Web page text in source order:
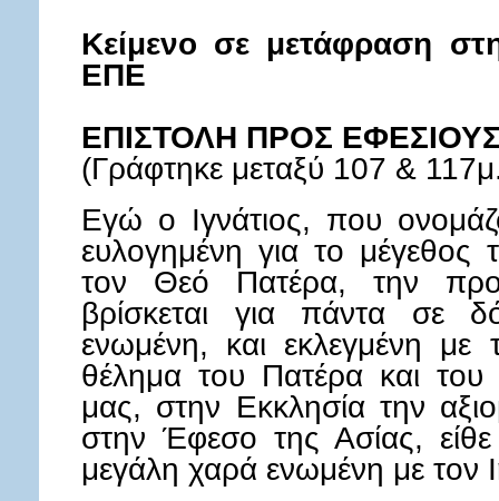
Κείμενο σε μετάφραση
ΕΠΕ
ΕΠΙΣΤΟΛΗ ΠΡΟΣ
(Γράφτηκε μεταξύ 107 &
Εγώ ο Ιγνάτιος, που
ευλογημένη για το
τον Θεό Πατέρα, την
βρίσκεται για πάντα σε
ενωμένη, και εκλεγμένη
θέλημα του Πατέρα και
μας, στην Εκκλησία την
στην Έφεσο της Ασίας,
μεγάλη χαρά ενωμένη με τον